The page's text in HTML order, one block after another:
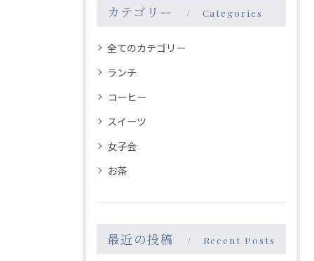
カテゴリー Categories
全てのカテゴリー
ランチ
コーヒー
スイーツ
女子会
お茶
最近の投稿 Recent Posts